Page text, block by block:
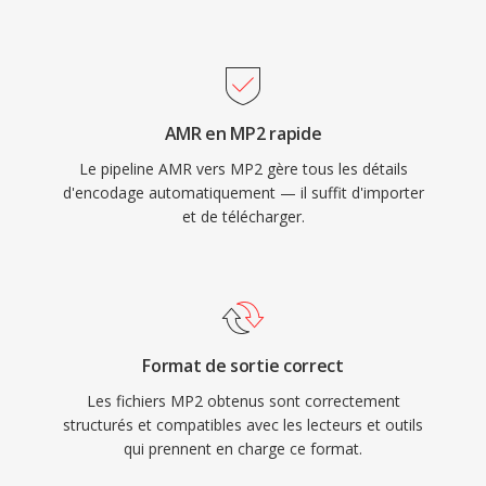
d&#039;encodage est également plus courte,
un trait important pour la diffusion en direct où
la synchronisation labiale compte. Trois
avantages maintiennent la pertinence du MP2
dès décennies après sa normalisation : une
dégradation gracieuse sous les erreurs de
chaînes de diffusion en temps réel, et une
AMR en MP2 rapide
Le pipeline AMR vers MP2 gère tous les détails
d'encodage automatiquement — il suffit d'importer
et de télécharger.
Format de sortie correct
Les fichiers MP2 obtenus sont correctement
structurés et compatibles avec les lecteurs et outils
qui prennent en charge ce format.